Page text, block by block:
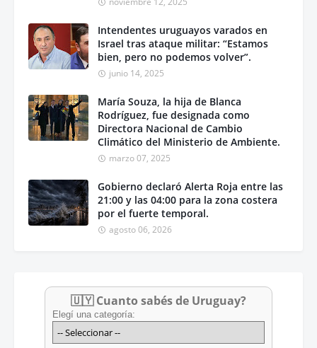
Intendentes uruguayos varados en
Israel tras ataque militar: “Estamos
bien, pero no podemos volver”.
junio 14, 2025
María Souza, la hija de Blanca
Rodríguez, fue designada como
Directora Nacional de Cambio
Climático del Ministerio de Ambiente.
marzo 07, 2025
Gobierno declaró Alerta Roja entre las
21:00 y las 04:00 para la zona costera
por el fuerte temporal.
agosto 06, 2026
🇺🇾 Cuanto sabés de Uruguay?
Elegí una categoría: